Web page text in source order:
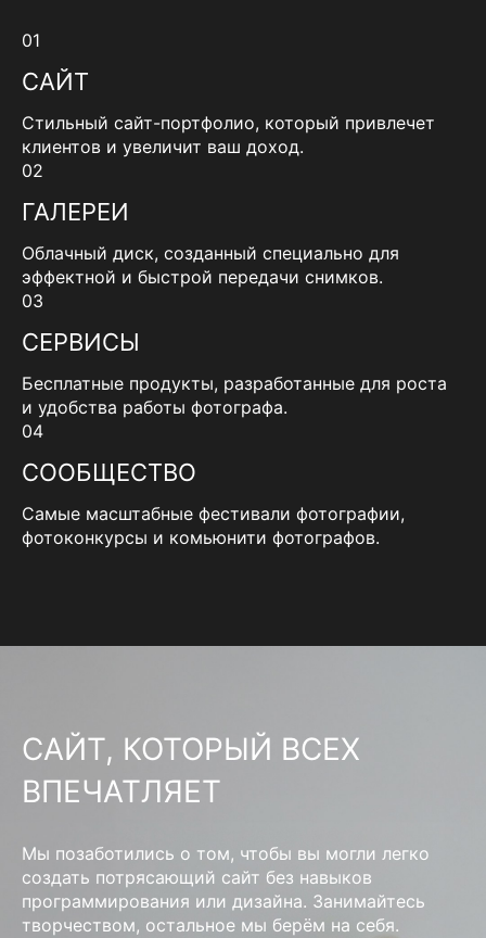
01
САЙТ
Стильный сайт-портфолио, который привлечет
клиентов и увеличит ваш доход.
02
ГАЛЕРЕИ
Облачный диск, созданный специально для
эффектной и быстрой передачи снимков.
03
СЕРВИСЫ
Бесплатные продукты, разработанные для роста
и удобства работы фотографа.
04
СООБЩЕСТВО
Самые масштабные фестивали фотографии,
фотоконкурсы и комьюнити фотографов.
САЙТ, КОТОРЫЙ ВСЕХ
ВПЕЧАТЛЯЕТ
Мы позаботились о том, чтобы вы могли легко
создать потрясающий сайт без навыков
программирования или дизайна. Занимайтесь
творчеством, остальное мы берём на себя.